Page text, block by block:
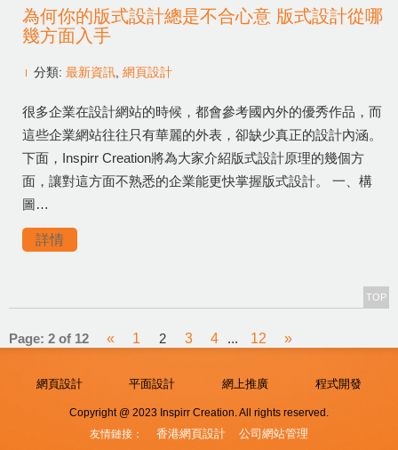
為何你的版式設計總是不合心意 版式設計從哪
幾方面入手
分類: 最新資訊 網頁設計
很多企業在設計網站的時候，都會參考國內外的優秀作品，而
這些企業網站往往只有華麗的外表，卻缺少真正的設計內涵。
下面，Inspirr Creation將為大家介紹版式設計原理的幾個方
面，讓對這方面不熟悉的企業能更快掌握版式設計。 一、構
圖…
詳情
TOP
Page: 2 of 12 « 1 2 3 4 ... 12 »
網頁設計 平面設計 網上推廣 程式開發
Copyright @ 2023 Inspirr Creation. All rights reserved.
友情鏈接：
香港網頁設計 公司網站管理